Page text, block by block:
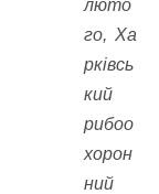
люто
го, Ха
рківсь
кий
рибоо
хорон
ний